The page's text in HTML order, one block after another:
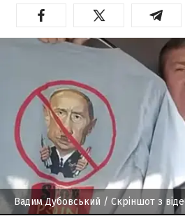
Вадим Дубовський / Скріншот з